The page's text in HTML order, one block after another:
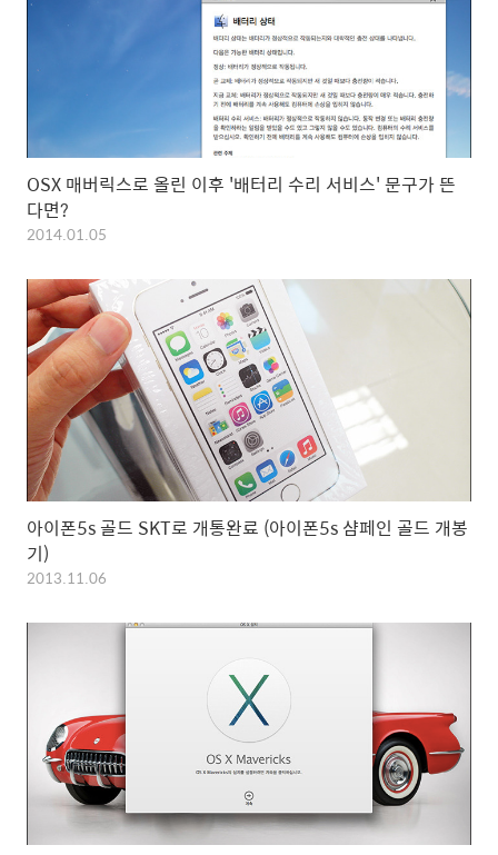
OSX 매버릭스로 올린 이후 '배터리 수리 서비스' 문구가 뜬
다면?
2014.01.05
아이폰5s 골드 SKT로 개통완료 (아이폰5s 샴페인 골드 개봉
기)
2013.11.06